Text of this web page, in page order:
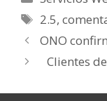
Etiquetas
2.5,
ONO
Clientes